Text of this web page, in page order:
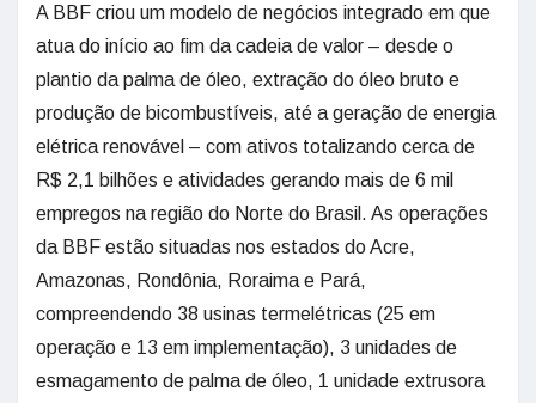
A BBF criou um modelo de negócios integrado em que
atua do início ao fim da cadeia de valor – desde o
plantio da palma de óleo, extração do óleo bruto e
produção de bicombustíveis, até a geração de energia
elétrica renovável – com ativos totalizando cerca de
R$ 2,1 bilhões e atividades gerando mais de 6 mil
empregos na região do Norte do Brasil. As operações
da BBF estão situadas nos estados do Acre,
Amazonas, Rondônia, Roraima e Pará,
compreendendo 38 usinas termelétricas (25 em
operação e 13 em implementação), 3 unidades de
esmagamento de palma de óleo, 1 unidade extrusora